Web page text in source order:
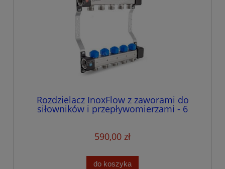
Rozdzielacz InoxFlow z zaworami do
siłowników i przepływomierzami - 6
obwodów
590,00 zł
do koszyka